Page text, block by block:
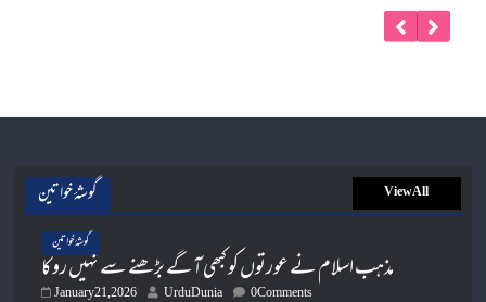
گوشۂ خواتین View All
گوشۂ خواتین
مذہب اسلام نے عورتوں کو کبھی آگے بڑھنے سے نہیں روکا
January 21, 2026 UrduDunia 0 Comments